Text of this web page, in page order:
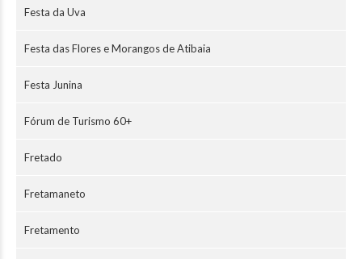
Festa da Uva
Festa das Flores e Morangos de Atibaia
Festa Junina
Fórum de Turismo 60+
Fretado
Fretamaneto
Fretamento